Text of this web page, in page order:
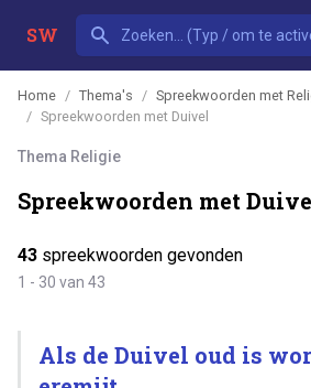
SW
Home Thema's
Spreekwoorden met
Spreekwoorden met Duivel
Thema Religie
Spreekwoorden met
43 spreekwoorden gevonden
1 - 30 van 43
Als de Duivel oud is